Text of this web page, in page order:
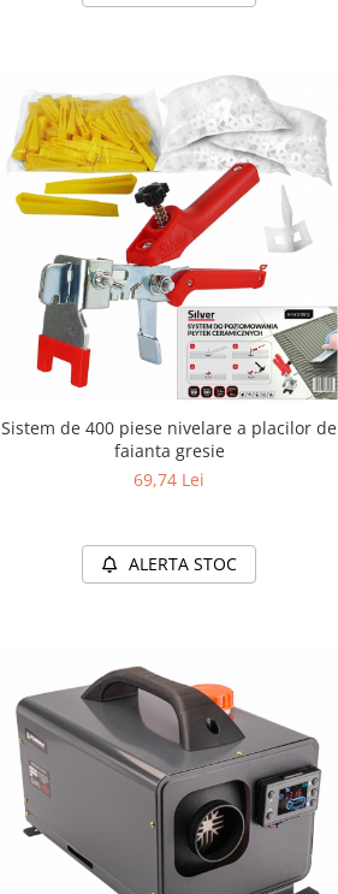
Sistem de 400 piese nivelare a placilor de
faianta gresie
69,74 Lei
ALERTA STOC